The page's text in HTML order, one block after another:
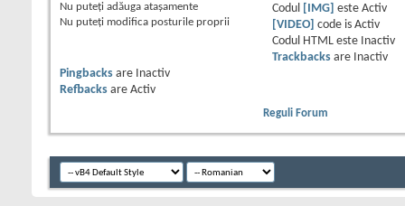
Nu puteţi adăuga ataşamente
Nu puteţi modifica posturile proprii
Codul
[IMG] este Activ
[VIDEO]
code is Activ
Codul HTML este
Inactiv
Trackbacksare
Inactiv
Pingbacks are
Inactiv
Refbacks are Activ
Reguli Forum